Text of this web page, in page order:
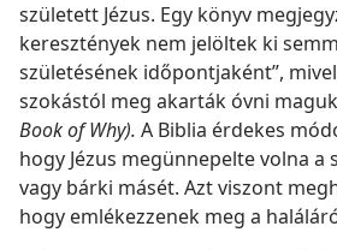
született Jézus. Egy könyv
keresztények nem jelöltek ki
születésének időpontjaként”,
szokástól meg akarták óvni
Book of Why). A Biblia érdekes
hogy Jézus megünnepelte volna a
vagy bárki másét. Azt viszont
hogy emlékezzenek meg a